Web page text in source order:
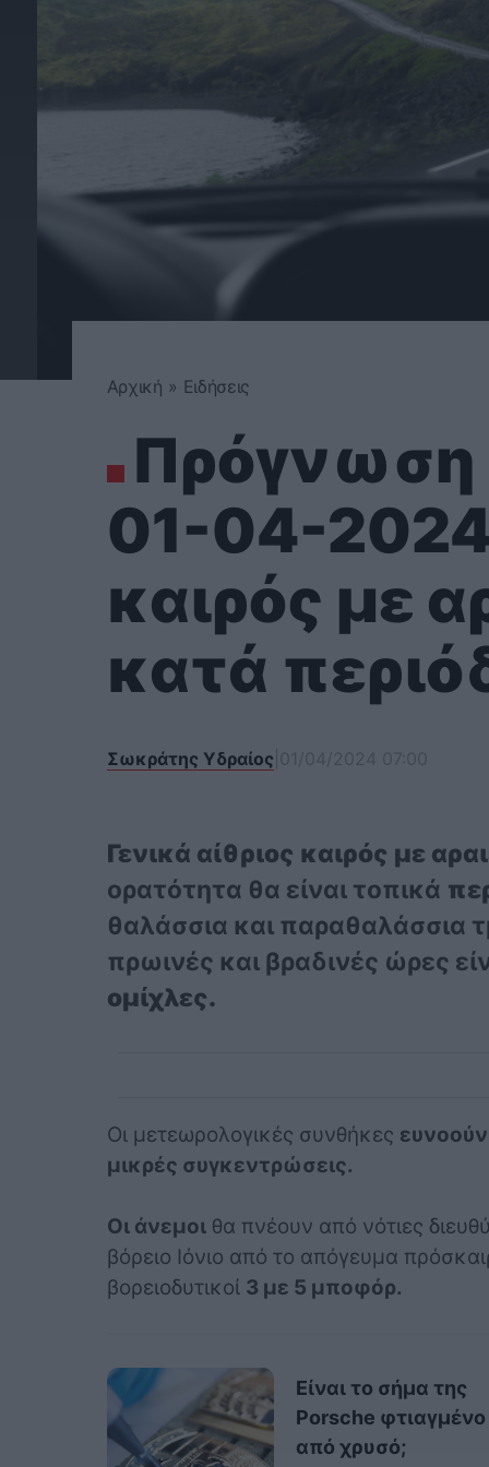
Αρχική » Ειδήσεις
Πρόγνωση
01-04-
καιρός με
κατά
Σωκράτης Υδραίος
Γενικά αίθριος καιρός με
ορατότητα θα είναι τοπικά
θαλάσσια και παραθαλάσσια
πρωινές και βραδινές ώρες
ομίχλες.
Οι μετεωρολογικές συνθήκες
μικρές συγκεντρώσεις.
Οι άνεμοιθα πνέουν από νότιες
βόρειο Ιόνιο από το απόγευμα
βορειοδυτικοί 3 με 5 μποφόρ.
Είναι το σήμα της
Porsche φτιαγμένο
από χρυσό;